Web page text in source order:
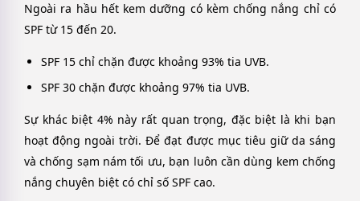
Ngoài ra hầu hết kem dưỡng có kèm chống nắng chỉ có
SPF từ 15 đến 20.
SPF 15 chỉ chặn được khoảng 93% tia UVB.
SPF 30 chặn được khoảng 97% tia UVB.
Sự khác biệt 4% này rất quan trọng, đặc biệt là khi bạn
hoạt động ngoài trời. Để đạt được mục tiêu giữ da sáng
và chống sạm nám tối ưu, bạn luôn cần dùng kem chống
nắng chuyên biệt có chỉ số SPF cao.